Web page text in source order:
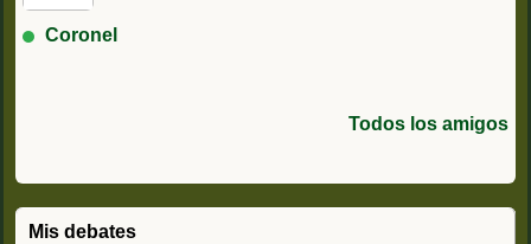
Coronel
Todos los amigos
Mis debates